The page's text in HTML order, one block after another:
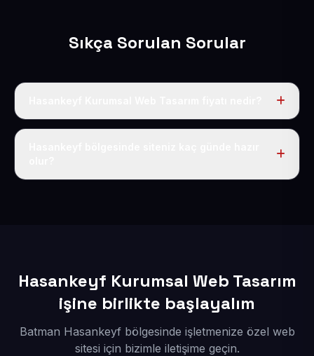
Sıkça Sorulan Sorular
Tek fiyat uygulanır: yıllık 50 USD + KDV. Bu bedele alan
Hasankeyf Kurumsal Web Tasarım
işine birlikte başlayalım
Batman Hasankeyf bölgesinde işletmenize özel web
sitesi için bizimle iletişime geçin.